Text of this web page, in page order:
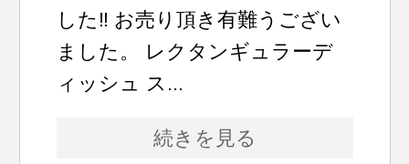
した‼ お売り頂き有難うござい
ました。 レクタンギュラーデ
ィッシュ ス...
続きを見る